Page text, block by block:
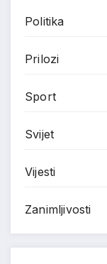
Politika
Prilozi
Sport
Svijet
Vijesti
Zanimljivosti